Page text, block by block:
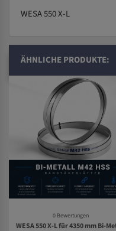
WESA 550 X-L
ÄHNLICHE PRODUKTE:
0 Bewertungen
WESA 550 X-L für 4350 mm Bi-